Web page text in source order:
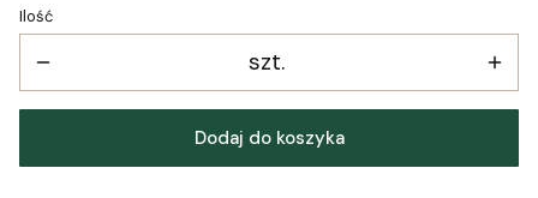
Ilość
szt.
Dodaj do koszyka